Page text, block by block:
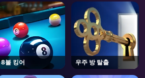
8볼 킹어 우주 방 탈출